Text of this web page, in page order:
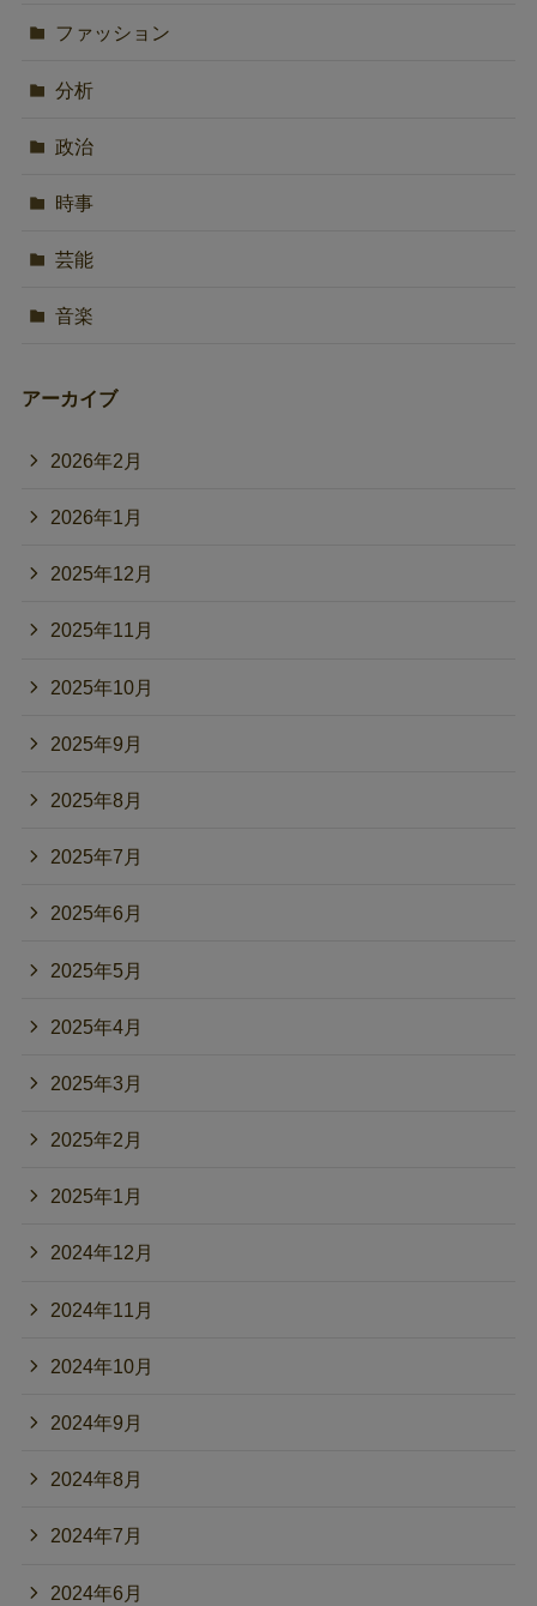
ファッション
分析
政治
時事
芸能
音楽
アーカイブ
2026年2月
2026年1月
2025年12月
2025年11月
2025年10月
2025年9月
2025年8月
2025年7月
2025年6月
2025年5月
2025年4月
2025年3月
2025年2月
2025年1月
2024年12月
2024年11月
2024年10月
2024年9月
2024年8月
2024年7月
2024年6月